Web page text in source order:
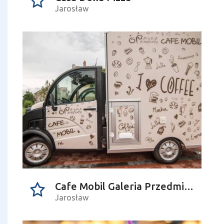
Jarosław
Cafe Mobil Galeria Przedmiotu
Jarosław